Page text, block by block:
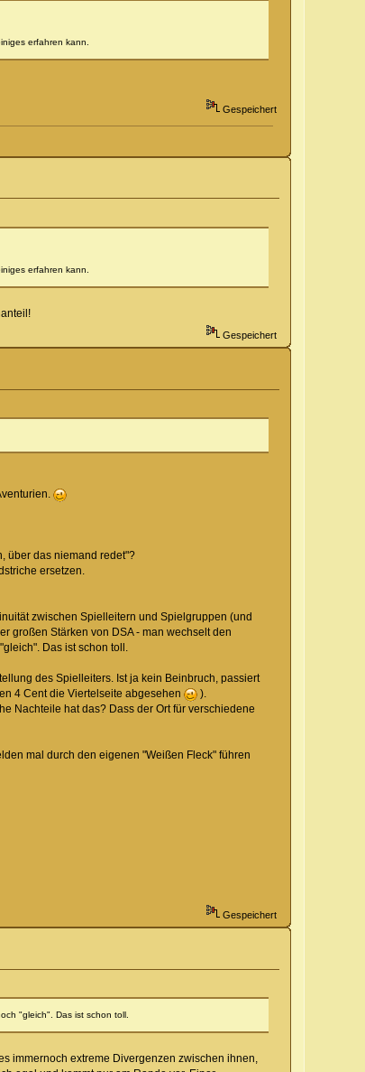
erfahren kann.
Gespeichert
erfahren kann.
Gespeichert
über das niemand redet"?
ersetzen.
zwischen Spielleitern und Spielgruppen (und
großen Stärken von DSA - man wechselt den
Das ist schon toll.
des Spielleiters. Ist ja kein Beinbruch, passiert
4 Cent die Viertelseite abgesehen
).
Nachteile hat das? Dass der Ort für verschiedene
mal durch den eigenen "Weißen Fleck" führen
Gespeichert
"gleich". Das ist schon toll.
immernoch extreme Divergenzen zwischen ihnen,